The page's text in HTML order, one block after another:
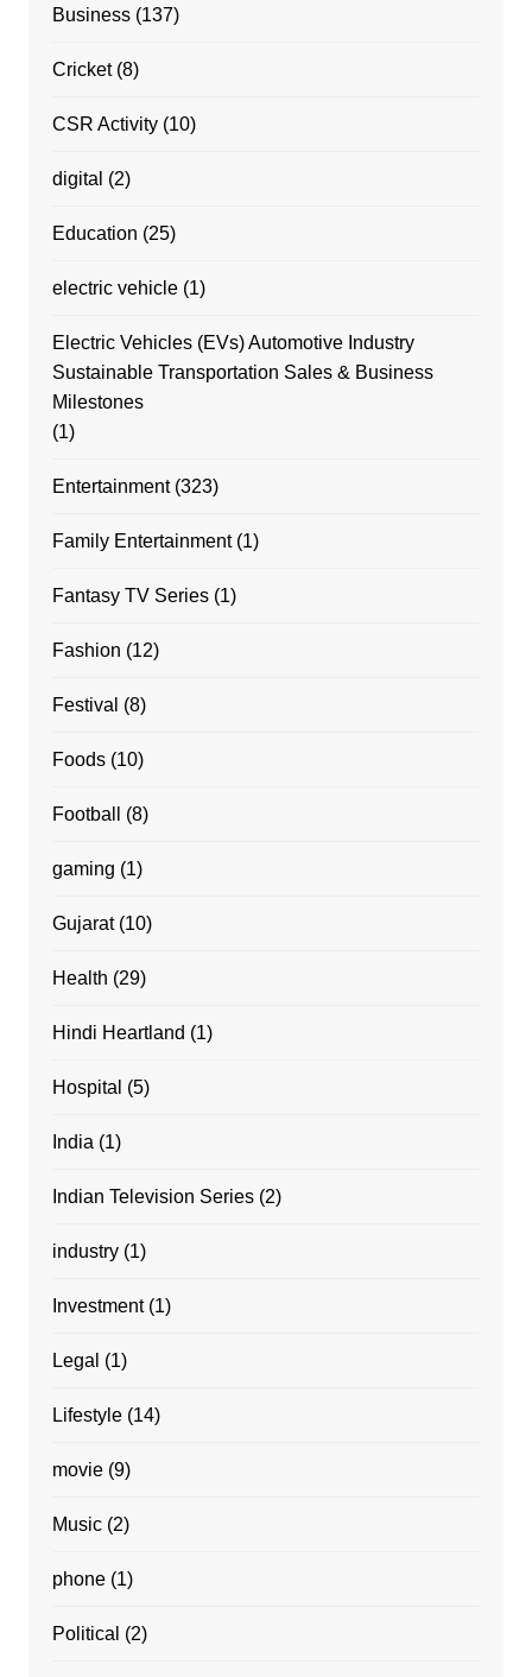
Business(137)
Cricket(8)
CSR Activity(10)
digital (2)
Education (25)
electric vehicle(1)
Electric Vehicles (EVs) Automotive Industry
Sustainable Transportation Sales & Business
Milestones
(1)
Entertainment(323)
Family Entertainment(1)
Fantasy TV Series(1)
Fashion (12)
Festival (8)
Foods(10)
Football (8)
gaming (1)
Gujarat(10)
Health (29)
Hindi Heartland (1)
Hospital (5)
India (1)
Indian Television Series(2)
industry(1)
Investment(1)
Legal (1)
Lifestyle(14)
movie(9)
Music(2)
phone(1)
Political (2)